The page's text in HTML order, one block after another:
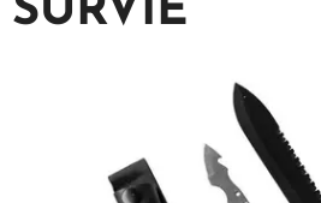
SURVIE